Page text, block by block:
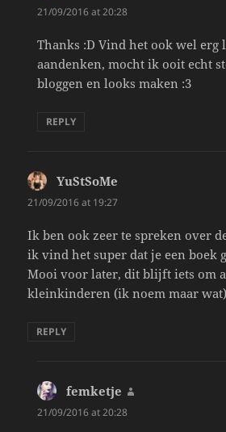
21/09/2016 at 20:28
Thanks :D Vind het ook wel erg
aandenken, mocht ik ooit echt
bloggen en looks maken :3
REPLY
YuStSoMe
21/09/2016 at 19:27
Ik ben ook zeer te spreken over
ik vind het super dat je een boek
Mooi voor later, dit blijft iets om
kleinkinderen (ik noem maar
REPLY
femketje
21/09/2016 at 20:28